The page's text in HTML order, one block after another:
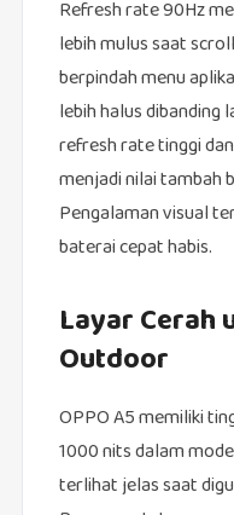
Refresh rate 90Hz
lebih mulus saat
berpindah menu
lebih halus dibanding
refresh rate tinggi
menjadi nilai tambah
Pengalaman visual
baterai cepat habis.
Layar Cerah
Outdoor
OPPO A5 memiliki
1000 nits dalam
terlihat jelas saat